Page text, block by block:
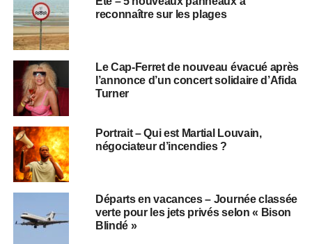
reconnaître sur les plages
Le Cap-Ferret de nouveau évacué après
l’annonce d’un concert solidaire d’Afida
Turner
Portrait – Qui est Martial Louvain,
négociateur d’incendies ?
Départs en vacances – Journée classée
verte pour les jets privés selon « Bison
Blindé »